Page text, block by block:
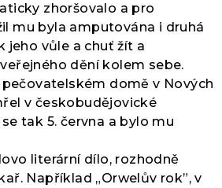
zhoršovalo a pro
mu byla amputována i druhá
jeho vůle a chuť žít a
dění kolem sebe.
domě v Nových
v českobudějovické
tak 5. června a bylo mu
literární dílo, rozhodně
Například „Orwelův rok”, v